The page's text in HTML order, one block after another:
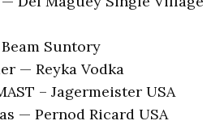
Suntory
— Reyka Vodka
– Jagermeister USA
— Pernod Ricard USA